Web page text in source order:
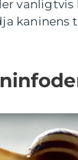
vanligtvis
kaninens